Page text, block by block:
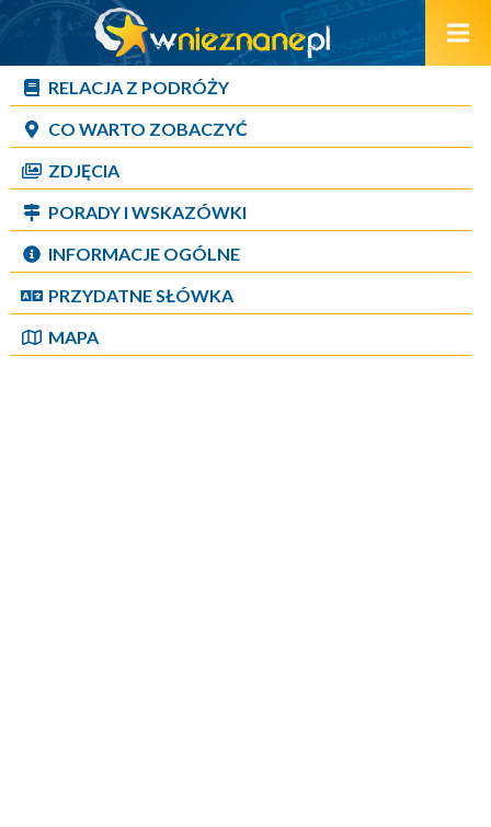
RELACJA Z PODRÓŻY
CO WARTO ZOBACZYĆ
ZDJĘCIA
PORADY I WSKAZÓWKI
INFORMACJE OGÓLNE
PRZYDATNE SŁÓWKA
MAPA